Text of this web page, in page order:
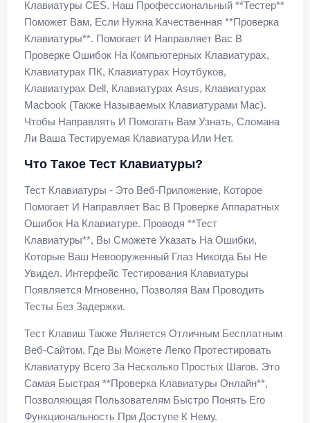
Клавиатуры CES. Наш Профессиональный **тестер**
Поможет Вам, Если Нужна Качественная **проверка
Клавиатуры**. Помогает И Направляет Вас В
Проверке Ошибок На Компьютерных Клавиатурах,
Клавиатурах ПК, Клавиатурах Ноутбуков,
Клавиатурах Dell, Клавиатурах Asus, Клавиатурах
Macbook (также Называемых Клавиатурами Mac).
Чтобы Направлять И Помогать Вам Узнать, Сломана
Ли Ваша Тестируемая Клавиатура Или Нет.
Что Такое Тест Клавиатуры?
Тест Клавиатуры - Это Веб-Приложение, Которое
Помогает И Направляет Вас В Проверке Аппаратных
Ошибок На Клавиатуре. Проводя **тест
Клавиатуры**, Вы Сможете Указать На Ошибки,
Которые Ваш Невооруженный Глаз Никогда Бы Не
Увидел. Интерфейс Тестирования Клавиатуры
Появляется Мгновенно, Позволяя Вам Проводить
Тесты Без Задержки.
Тест Клавиш Также Является Отличным Бесплатным
Веб-Сайтом, Где Вы Можете Легко Протестировать
Клавиатуру Всего За Несколько Простых Шагов. Это
Самая Быстрая **проверка Клавиатуры Онлайн**,
Позволяющая Пользователям Быстро Понять Его
Функциональность При Доступе К Нему.